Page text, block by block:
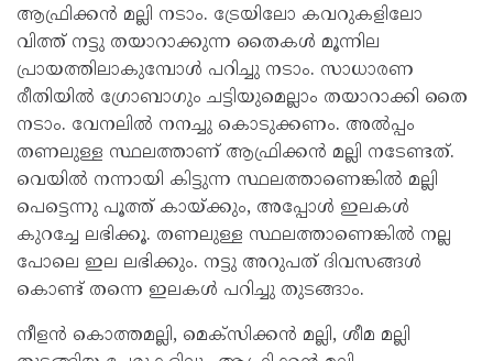
ആഫ്രിക്കൻ മല്ലി നടാം. ട്രേയിലോ കവറുകളിലോ
വിത്ത് നട്ടു തയാറാക്കുന്ന തൈകൾ മൂന്നില
പ്രായത്തിലാകുമ്പോൾ പറിച്ചു നടാം. സാധാരണ
രീതിയിൽ ഗ്രോബാഗും ചട്ടിയുമെല്ലാം തയാറാക്കി തൈ
നടാം. വേനലിൽ നനച്ചു കൊടുക്കണം. അൽപ്പം
തണലുള്ള സ്ഥലത്താണ് ആഫ്രിക്കൻ മല്ലി നടേണ്ടത്.
വെയിൽ നന്നായി കിട്ടുന്ന സ്ഥലത്താണെങ്കിൽ മല്ലി
പെട്ടെന്നു പൂത്ത് കായ്ക്കും, അപ്പോൾ ഇലകൾ
കുറച്ചേ ലഭിക്കൂ. തണലുള്ള സ്ഥലത്താണെങ്കിൽ നല്ല
പോലെ ഇല ലഭിക്കും. നട്ടു അറുപത് ദിവസങ്ങൾ
കൊണ്ട് തന്നെ ഇലകൾ പറിച്ചു തുടങ്ങാം.
നീളൻ കൊത്തമല്ലി, മെക്‌സിക്കൻ മല്ലി, ശീമ മല്ലി